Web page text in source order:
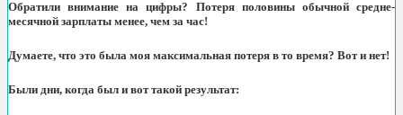
Обратили внимание на цифры? Потеря половины обычной средне-
месячной зарплаты менее, чем за час!
Думаете, что это была моя максимальная потеря в то время? Вот и нет!
Были дни, когда был и вот такой результат: